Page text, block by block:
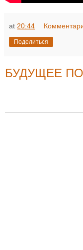
at 20:44
Поделиться
БУДУЩЕЕ